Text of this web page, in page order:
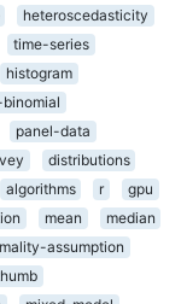
heteroscedasticity
time-series
histogram
panel-data
distributions
algorithms r
gpu
mean
median
assumption